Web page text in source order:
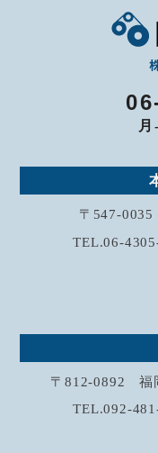
〒547-
TEL.06-
〒812-0892 福
TEL.092-